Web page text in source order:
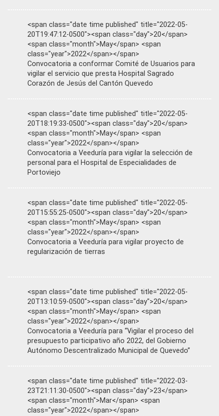
<span class="date time published" title="2022-05-
20T19:47:12-0500"><span class="day">20</span>
<span class="month">May</span> <span
class="year">2022</span></span>
Convocatoria a conformar Comité de Usuarios para
vigilar el servicio que presta Hospital Sagrado
Corazón de Jesús del Cantón Quevedo
<span class="date time published" title="2022-05-
20T18:19:33-0500"><span class="day">20</span>
<span class="month">May</span> <span
class="year">2022</span></span>
Convocatoria a Veeduría para vigilar la selección de
personal para el Hospital de Especialidades de
Portoviejo
<span class="date time published" title="2022-05-
20T15:55:25-0500"><span class="day">20</span>
<span class="month">May</span> <span
class="year">2022</span></span>
Convocatoria a Veeduría para vigilar proyecto de
regularización de tierras
<span class="date time published" title="2022-05-
20T13:10:59-0500"><span class="day">20</span>
<span class="month">May</span> <span
class="year">2022</span></span>
Convocatoria a Veeduría para “Vigilar el proceso del
presupuesto participativo año 2022, del Gobierno
Autónomo Descentralizado Municipal de Quevedo”
<span class="date time published" title="2022-03-
23T21:11:30-0500"><span class="day">23</span>
<span class="month">Mar</span> <span
class="year">2022</span></span>